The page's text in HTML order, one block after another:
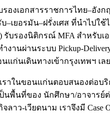
องเอกสารราชการไทย–อังก
–เยอรมัน–ฝรั่งเศส ที่นำไปใช้
รับรองนิติกรณ์ MFA สำหรับเ
งานผ่านระบบ Pickup-
แก่นเดินทางเข้ากรุงเทพฯ เลย
าในขอนแก่นตอบสนองต่อบริ
นพื้นที่ของ นักศึกษา/อาจารย์
าว-เวียดนาม เราจึงมี Case